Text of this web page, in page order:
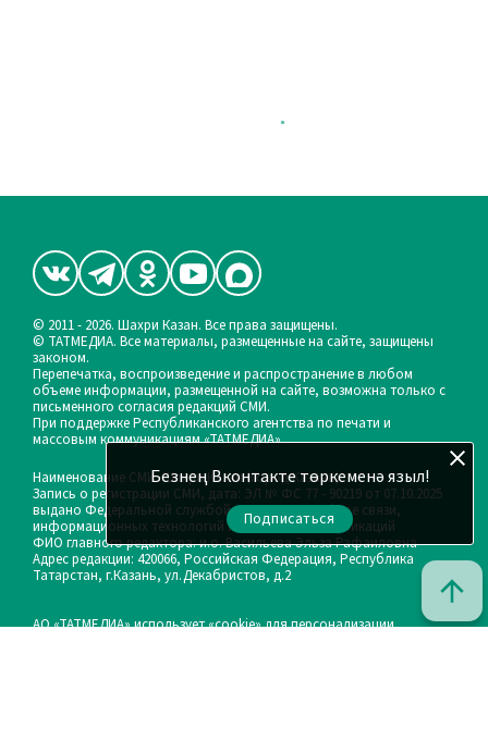
Безнең Вконтакте төркеменә языл!
Подписаться
© 2011 - 2026. Шахри Казан. Все права защищены.
© ТАТМЕДИА. Все материалы, размещенные на сайте, защищены
законом.
Перепечатка, воспроизведение и распространение в любом
объеме информации, размещенной на сайте, возможна только с
письменного согласия редакций СМИ.
При поддержке Республиканского агентства по печати и
массовым коммуникациям «ТАТМЕДИА».
Наименование СМИ: Шахри Казан (Город Казань)
Запись о регистрации СМИ, дата: ЭЛ № ФС 77 - 90219 от 07.10.2025
выдано Федеральной службой по надзору в сфере связи,
информационных технологий и массовых коммуникаций
ФИО главного редактора: и.о. Васильева Эльза Рафаиловна
Адрес редакции: 420066, Российская Федерация, Республика
Татарстан, г.Казань, ул.Декабристов, д.2
АО «ТАТМЕДИА» использует «cookie»для персонализации